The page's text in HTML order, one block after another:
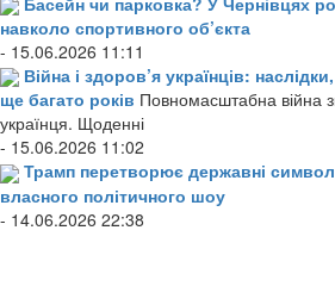
навколо спортивного об’єкта
- 15.06.2026 11:11
Війна і здоров’я українців:
ще багато років Повномасштабна війна
українця. Щоденні
- 15.06.2026 11:02
Трамп перетворює державні
власного політичного шоу
- 14.06.2026 22:38